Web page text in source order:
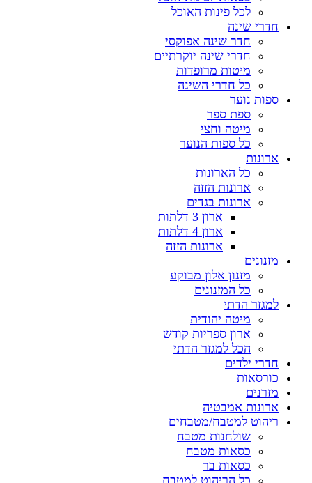
לכל פינות האוכל
חדרי שינה
חדר שינה אפוקסי
חדרי שינה יוקרתיים
מיטות מרופדות
כל חדרי השינה
ספות נוער
ספת ספר
מיטה וחצי
כל ספות הנוער
ארונות
כל הארונות
ארונות הזזה
ארונות בגדים
ארון 3 דלתות
ארון 4 דלתות
ארונות הזזה
מזנונים
מזנון אלון מבוקע
כל המזנונים
למגזר הדתי
מיטה יהודית
ארון ספריות קודש
הכל למגזר הדתי
חדרי ילדים
כורסאות
מזרנים
ארונות אמבטיה
ריהוט למטבח/מטבחים
שולחנות מטבח
כסאות מטבח
כסאות בר